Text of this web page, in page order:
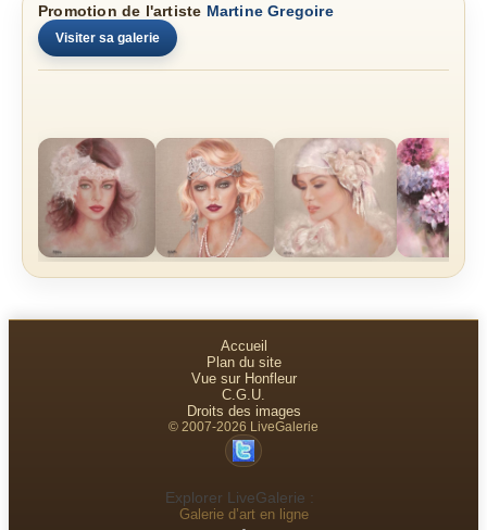
Promotion de l'artiste Martine Gregoire
Visiter sa galerie
Accueil
Plan du site
Vue sur Honfleur
C.G.U.
Droits des images
© 2007-2026 LiveGalerie
Explorer LiveGalerie :
Galerie d’art en ligne